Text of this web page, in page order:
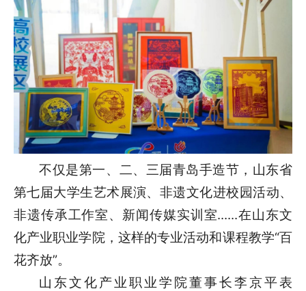
不仅是第一、二、三届青岛手造节，山东省
第七届大学生艺术展演、非遗文化进校园活动、
非遗传承工作室、新闻传媒实训室......在山东文
化产业职业学院，这样的专业活动和课程教学“百
花齐放”。
山东文化产业职业学院董事长李京平表